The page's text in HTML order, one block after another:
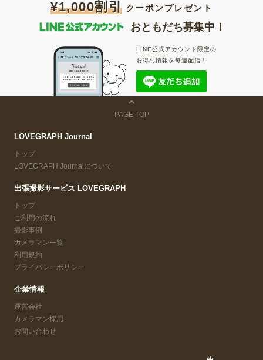
験の違いを比較しながら、赤ちゃんファーストギフトの選び方と、選択
肢の一つである出張撮影の魅力を紹介します。
¥1,000割引 クーポンプレゼント
おともだち募集中！
LINE公式アカウント限定の
お得な情報を毎週配信！
PAGE TOP
LOVEGRAPH Journal
トップ
LOVEGRAPH Journalについて
出張撮影サービス LOVEGRAPH
トップ
ご利用の流れ
撮影事例
カメラマン一覧
利用規約
プライバシーポリシー
企業情報
運営会社
カメラマン採用
お問い合わせ